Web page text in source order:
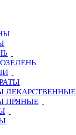
ЛЕКАРСТВЕННЫЕ
ПРЯНЫЕ